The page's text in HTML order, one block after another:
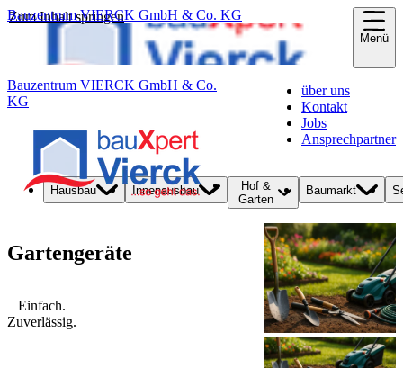
Zum Inhalt springen
Bauzentrum VIERCK GmbH & Co. KG
Menü
Bauzentrum VIERCK GmbH & Co.
KG
über uns
Kontakt
Jobs
Ansprechpartner
Hausbau Innenausbau
Hof &
Garten
Baumarkt
Gartengeräte
Einfach.
Zuverlässig.